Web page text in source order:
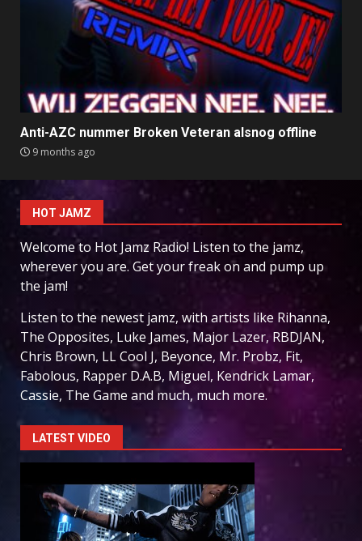
Anti-AZC nummer Broken Veteran alsnog offline
9 months ago
HOT JAMZ
Welcome to Hot Jamz Radio! Listen to the jamz,
wherever you are. Get your freak on and pump up
the jam!
Listen to the newest jamz, with artists like Rihanna,
The Opposites, Luke James, Major Lazer, RBDJAN,
Chris Brown, LL Cool J, Beyonce, Mr. Probz, Fit,
Fabolous, Rapper D.A.B, Miguel, Kendrick Lamar,
Cassie, The Game and much, much more.
LATEST VIDEO